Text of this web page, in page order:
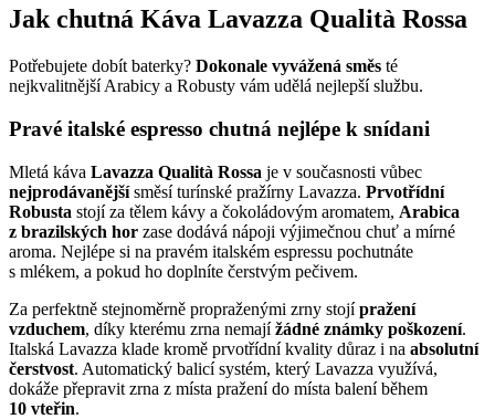
Jak chutná Káva Lavazza Qualità Rossa
Potřebujete dobít baterky? Dokonale vyvážená směs té
nejkvalitnější Arabicy a Robusty vám udělá nejlepší službu.
Pravé italské espresso chutná nejlépe k snídani
Mletá káva Lavazza Qualità Rossa je v současnosti vůbec
nejprodávanějšísměsí turínské pražírny Lavazza. Prvotřídní
Robusta stojí za tělem kávy a čokoládovým aromatem, Arabica
z brazilských hor zase dodává nápoji výjimečnou chuť a mírné
aroma. Nejlépe si na pravém italském espressu pochutnáte
s mlékem, a pokud ho doplníte čerstvým pečivem.
Za perfektně stejnoměrně propraženými zrny stojípražení
vzduchem, díky kterému zrna nemajížádné známky poškození.
Italská Lavazza klade kromě prvotřídní kvality důraz i na absolutní
čerstvost. Automatický balicí systém, který Lavazza využívá,
dokáže přepravit zrna z místa pražení do místa balení během
10 vteřin.